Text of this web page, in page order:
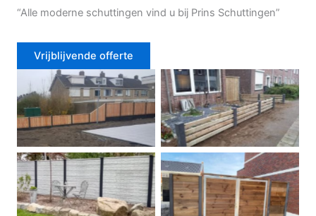
“Alle moderne schuttingen vind u bij Prins Schuttingen”
Vrijblijvende offerte
Douglas schutting Tuinhek voortuin
Betonschutting
Dubbele poort